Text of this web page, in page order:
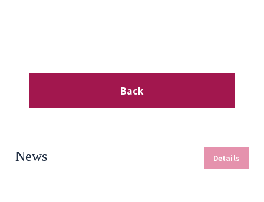
Back
News Details